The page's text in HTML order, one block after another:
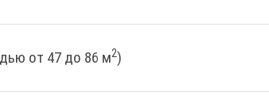
от 47 до 86 м2)